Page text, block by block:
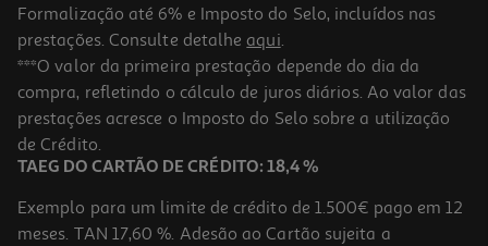
Det. Roupa Máq. X-Tra Floral 88d
0.11 €/Dose
Price reduced from
24,99 €to
9,99 €
Promoção
Formalização até 6% e Imposto do Selo, incluídos nas
prestações. Consulte detalhe aqui.
***O valor da primeira prestação depende do dia da
compra, refletindo o cálculo de juros diários. Ao valor das
prestações acresce o Imposto do Selo sobre a utilização
de Crédito.
TAEG DO CARTÃO DE CRÉDITO: 18,4 %
Exemplo para um limite de crédito de 1.500€ pago em 12
meses. TAN 17,60 %. Adesão ao Cartão sujeita a